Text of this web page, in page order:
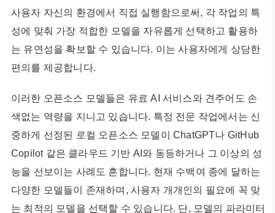
사용자 자신의 환경에서 직접 실행함으로써, 각 작업의 특
성에 맞춰 가장 적합한 모델을 자유롭게 선택하고 활용하
는 유연성을 확보할 수 있습니다. 이는 사용자에게 상당한
편의를 제공합니다.
이러한 오픈소스 모델들은 유료 AI 서비스와 견주어도 손
색없는 역량을 지니고 있습니다. 특정 전문 작업에서는 신
중하게 선정된 로컬 오픈소스 모델이 ChatGPT나 GitHub
Copilot 같은 클라우드 기반 AI와 동등하거나 그 이상의 성
능을 선보이는 사례도 흔합니다. 현재 수백여 종에 달하는
다양한 모델들이 존재하며, 사용자 개개인의 필요에 꼭 맞
는 최적의 모델을 선택할 수 있습니다. 단, 모델의 파라미터